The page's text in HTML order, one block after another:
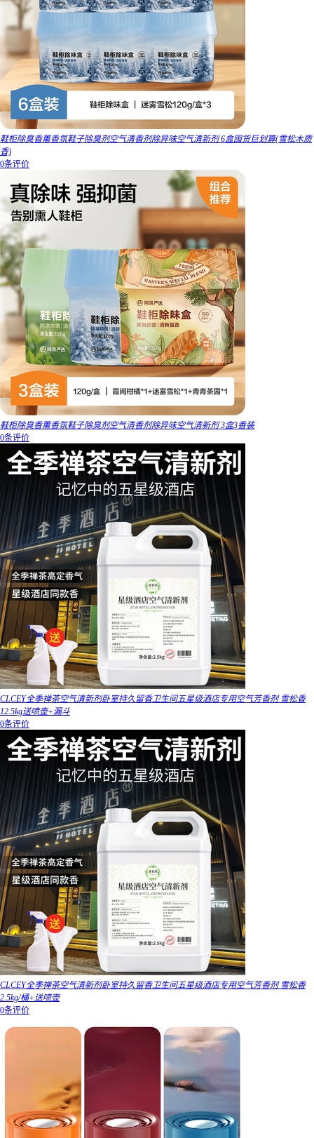
鞋柜除臭香薰香氛鞋子除臭剂空气清香剂除异味空气清新剂 6盒囤货巨划算(雪松木质
香)
0条评价
鞋柜除臭香薰香氛鞋子除臭剂空气清香剂除异味空气清新剂 3盒3香装
0条评价
CLCEY全季禅茶空气清新剂卧室持久留香卫生间五星级酒店专用空气芳香剂 雪松香
12.5kg送喷壶+漏斗
0条评价
CLCEY全季禅茶空气清新剂卧室持久留香卫生间五星级酒店专用空气芳香剂 雪松香
2.5kg/桶+送喷壶
0条评价